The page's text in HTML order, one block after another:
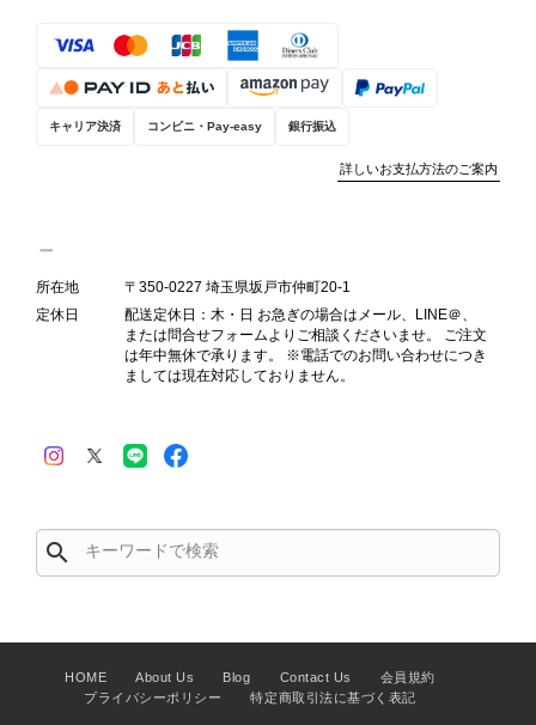
し、全スタッフで共有してまいりま
す。 オンラインでも安心して商品を
お選びいただけるよう、より正確な状
態確認とご案内に努めてまいります。
商品が直ぐに届きました。思った以上に素敵なお品でした。また
ご縁が有りましたら宜しくお願い致します。
安心いたしました！ さらに、「思っ
ひこちらの商品を末永くご愛用いただ
けましたら幸いです。 また気になる
商品やご不明な点などございました
キャリア決済 コンビニ・Pay-easy 銀行振込
詳しいお支払方法のご案内
所在地
〒350-0227 埼玉県坂戸市仲町20-1
定休日
配送定休日：木・日 お急ぎの場合はメール、LINE＠、
または問合せフォームよりご相談くださいませ。 ご注文
は年中無休で承ります。 ※電話でのお問い合わせにつき
ましては現在対応しておりません。
search
HOME About Us Blog Contact Us
会員規約
プライバシーポリシー
特定商取引法に基づく表記